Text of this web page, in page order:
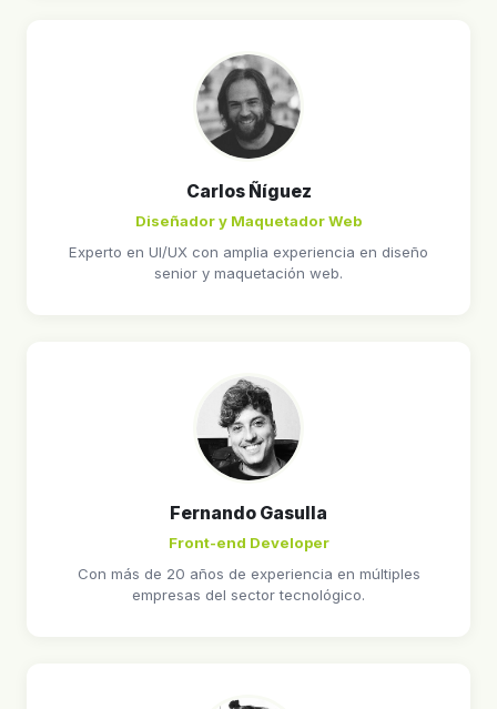
Carlos Ñíguez
Diseñador y Maquetador Web
Experto en UI/UX con amplia experiencia en diseño
senior y maquetación web.
Fernando Gasulla
Front-end Developer
Con más de 20 años de experiencia en múltiples
empresas del sector tecnológico.